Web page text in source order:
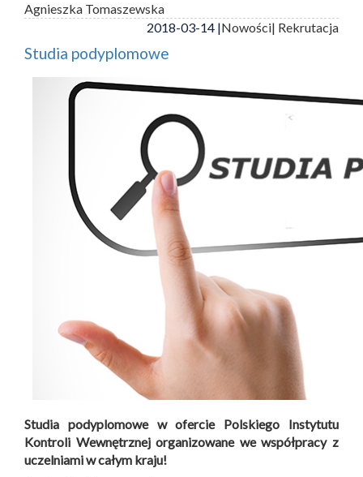
Agnieszka Tomaszewska
2018-03-14 |Nowości| Rekrutacja
Studia podyplomowe
Studia podyplomowe w ofercie Polskiego Instytutu
Kontroli Wewnętrznej organizowane we współpracy z
uczelniami w całym kraju!